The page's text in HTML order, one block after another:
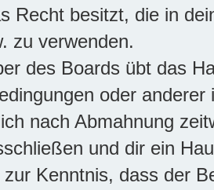
Recht besitzt, die in
zu verwenden.
des Boards übt das
oder
nach Abmahnung
und dir ein
Kenntnis, dass der